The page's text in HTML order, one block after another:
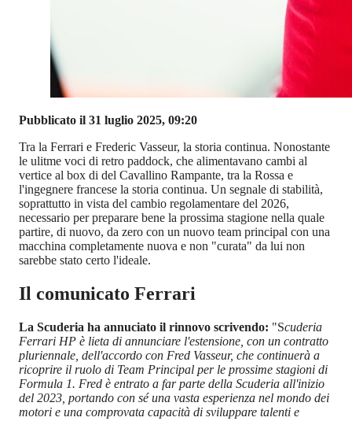
Pubblicato il 31 luglio 2025, 09:20
Tra la Ferrari e Frederic Vasseur, la storia continua. Nonostante
le ulitme voci di retro paddock, che alimentavano cambi al
vertice al box di del Cavallino Rampante, tra la Rossa e
l'ingegnere francese la storia continua. Un segnale di stabilità,
soprattutto in vista del cambio regolamentare del 2026,
necessario per preparare bene la prossima stagione nella quale
partire, di nuovo, da zero con un nuovo team principal con una
macchina completamente nuova e non "curata" da lui non
sarebbe stato certo l'ideale.
Il comunicato Ferrari
La Scuderia ha annuciato il rinnovo scrivendo: "Scuderia
Ferrari HP è lieta di annunciare l'estensione, con un contratto
pluriennale, dell'accordo con Fred Vasseur, che continuerà a
ricoprire il ruolo di Team Principal per le prossime stagioni di
Formula 1. Fred è entrato a far parte della Scuderia all'inizio
del 2023, portando con sé una vasta esperienza nel mondo dei
motori e una comprovata capacità di sviluppare talenti e